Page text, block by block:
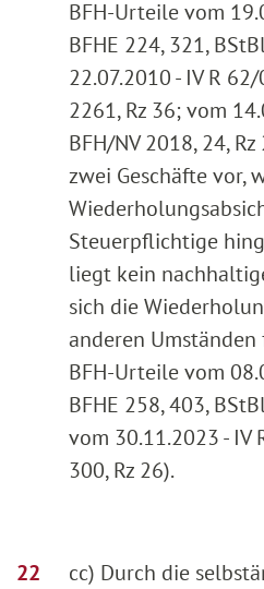
BFH-Urteile vom
BFHE 224, 321,
22.07.2010 - IV R
2261, Rz 36; vom
BFH/NV 2018, 24,
zwei Geschäfte vor,
Steuerpflichtige
liegt kein
sich die
anderen
BFH-Urteile vom
BFHE 258, 403,
vom 30.11.2023 - IV
300, Rz 26).
cc) Durch die